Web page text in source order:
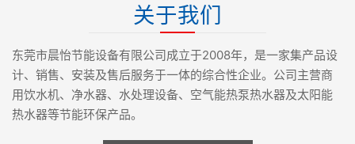
关于我们
东莞市晨怡节能设备有限公司成立于2008年，是一家集产品设
计、销售、安装及售后服务于一体的综合性企业。公司主营商
用饮水机、净水器、水处理设备、空气能热泵热水器及太阳能
热水器等节能环保产品。